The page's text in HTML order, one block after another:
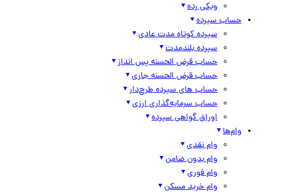
ویکی رده
حساب سپرده
سپرده کوتاه مدت عادی
سپرده بلندمدت
حساب قرض الحسنه پس انداز
حساب قرض الحسنه جاری
حساب های سپرده طرح‌دار
حساب سرمایه‌گذاری ارزی
اوراق گواهی سپرده
وام‌ها
وام نقدی
وام بدون ضامن
وام فوری
وام خرید مسکن